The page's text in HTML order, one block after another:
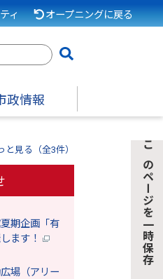
ィ オープニングに戻る
政情報
と見る（全3件）
期企画「有
ます！
場（アリー
このページを一時保存